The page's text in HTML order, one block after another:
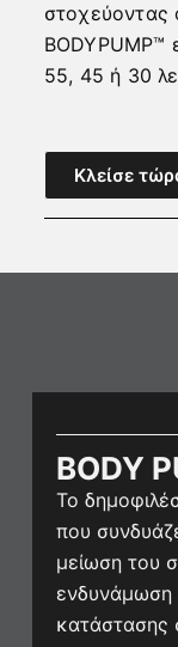
στοχεύοντας
BODYPUMP™
55, 45 ή 30
Κλείσε
BODY
Το
που
μείωση του
ενδυνάμωση
κατάστασης